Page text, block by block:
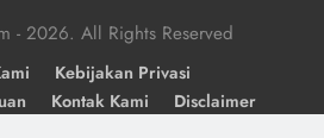
- 2026. All Rights Reserved
Kebijakan Privasi
Kontak Kami Disclaimer